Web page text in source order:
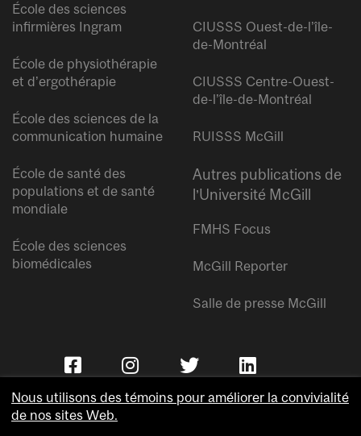
École des sciences
infirmières Ingram
École de physiothérapie
et d’ergothérapie
École des sciences de la
communication humaine
École de santé des
populations et de santé
mondiale
École des sciences
biomédicales
CIUSSS Ouest-de-l’île-
de-Montréal
CIUSSS Centre-Ouest-
de-l’île-de-Montréal
RUISSS McGill
Autres publications de
l’Université McGill
FMHS Focus
McGill Reporter
Salle de presse McGill
Nous utilisons des témoins pour améliorer la convivialité
de nos sites Web.